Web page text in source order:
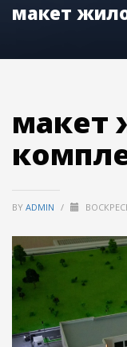
макет
макет
BY ADMIN /